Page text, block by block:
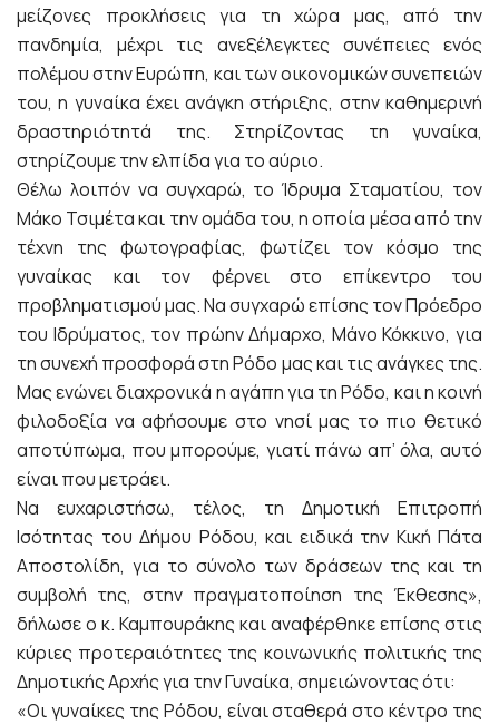
μείζονες προκλήσεις για τη χώρα μας, από την
πανδημία, μέχρι τις ανεξέλεγκτες συνέπειες ενός
πολέμου στην Ευρώπη, και των οικονομικών συνεπειών
του, η γυναίκα έχει ανάγκη στήριξης, στην καθημερινή
δραστηριότητά της. Στηρίζοντας τη γυναίκα,
στηρίζουμε την ελπίδα για το αύριο.
Θέλω λοιπόν να συγχαρώ, το Ίδρυμα Σταματίου, τον
Μάκο Τσιμέτα και την ομάδα του, η οποία μέσα από την
τέχνη της φωτογραφίας, φωτίζει τον κόσμο της
γυναίκας και τον φέρνει στο επίκεντρο του
προβληματισμού μας. Να συγχαρώ επίσης τον Πρόεδρο
του Ιδρύματος, τον πρώην Δήμαρχο, Μάνο Κόκκινο, για
τη συνεχή προσφορά στη Ρόδο μας και τις ανάγκες της.
Μας ενώνει διαχρονικά η αγάπη για τη Ρόδο, και η κοινή
φιλοδοξία να αφήσουμε στο νησί μας το πιο θετικό
αποτύπωμα, που μπορούμε, γιατί πάνω απ’ όλα, αυτό
είναι που μετράει.
Να ευχαριστήσω, τέλος, τη Δημοτική Επιτροπή
Ισότητας του Δήμου Ρόδου, και ειδικά την Κική Πάτα
Αποστολίδη, για το σύνολο των δράσεων της και τη
συμβολή της, στην πραγματοποίηση της Έκθεσης»,
δήλωσε ο κ. Καμπουράκης και αναφέρθηκε επίσης στις
κύριες προτεραιότητες της κοινωνικής πολιτικής της
Δημοτικής Αρχής για την Γυναίκα, σημειώνοντας ότι:
«Οι γυναίκες της Ρόδου, είναι σταθερά στο κέντρο της